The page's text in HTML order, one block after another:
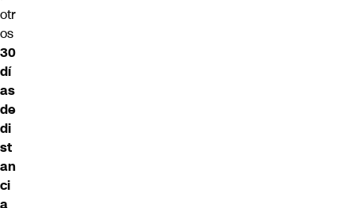
otr
os
30
dí
as
de
di
st
an
ci